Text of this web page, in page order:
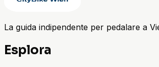
La guida indipendente per pedalare a
Esplora